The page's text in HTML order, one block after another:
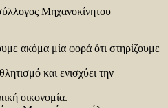
Μηχανοκίνητου
ακόμα μία φορά ότι στηρίζουμε
και ενισχύει την
οικονομία.